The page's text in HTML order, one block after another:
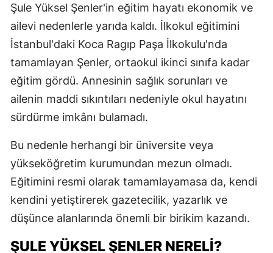
Şule Yüksel Şenler'in eğitim hayatı ekonomik ve
ailevi nedenlerle yarıda kaldı. İlkokul eğitimini
İstanbul'daki Koca Ragıp Paşa İlkokulu'nda
tamamlayan Şenler, ortaokul ikinci sınıfa kadar
eğitim gördü. Annesinin sağlık sorunları ve
ailenin maddi sıkıntıları nedeniyle okul hayatını
sürdürme imkânı bulamadı.
Bu nedenle herhangi bir üniversite veya
yükseköğretim kurumundan mezun olmadı.
Eğitimini resmi olarak tamamlayamasa da, kendi
kendini yetiştirerek gazetecilik, yazarlık ve
düşünce alanlarında önemli bir birikim kazandı.
ŞULE YÜKSEL ŞENLER NERELI?